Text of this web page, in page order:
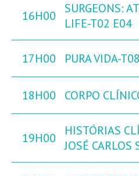
16H00
SURGEONS:
LIFE-T02 E04
17H00 PURA VIDA-
18H00 CORPO
19H00
HISTÓRIAS
JOSÉ CARLOS